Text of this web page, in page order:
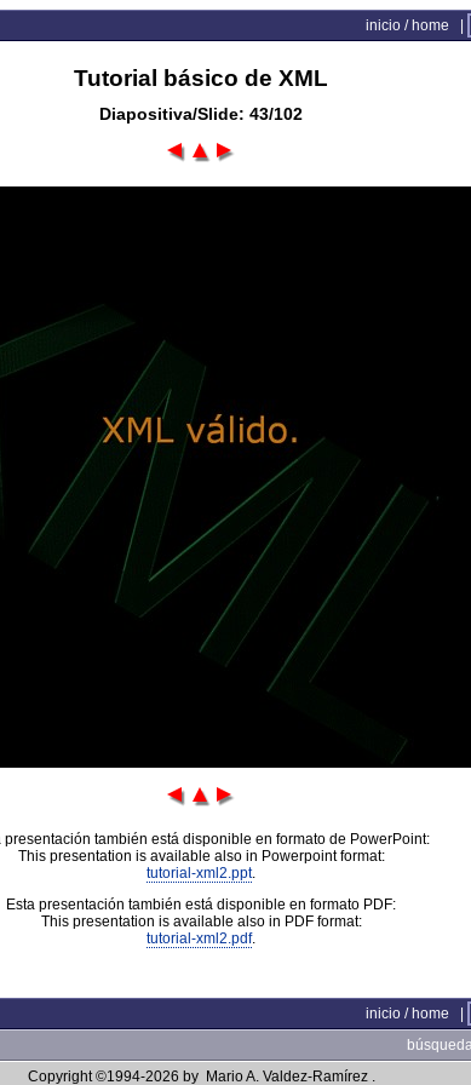
inicio / home
Tutorial básico de XML
Diapositiva/Slide: 43/102
presentación también está disponible en formato de PowerPoint:
This presentation is available also in Powerpoint format:
tutorial-xml2.ppt.
Esta presentación también está disponible en formato PDF:
This presentation is available also in PDF format:
tutorial-xml2.pdf.
inicio / home
Copyright ©1994-2026 by Mario A. Valdez-Ramírez .